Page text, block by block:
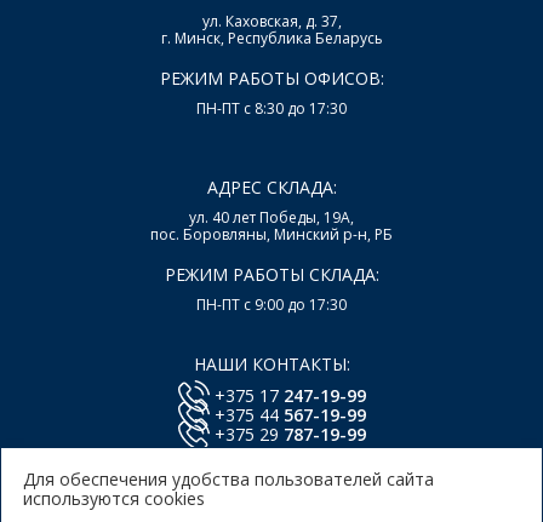
ул. Каховская, д. 37,
г. Минск, Республика Беларусь
РЕЖИМ РАБОТЫ ОФИСОВ:
ПН-ПТ с 8:30 до 17:30
АДРЕС СКЛАДА:
ул. 40 лет Победы, 19А,
пос. Боровляны, Минский р-н, РБ
РЕЖИМ РАБОТЫ СКЛАДА:
ПН-ПТ с 9:00 до 17:30
НАШИ КОНТАКТЫ:
+375 17 247-19-99
+375 44 567-19-99
+375 29 787-19-99
Для обеспечения удобства пользователей сайта
используются cookies